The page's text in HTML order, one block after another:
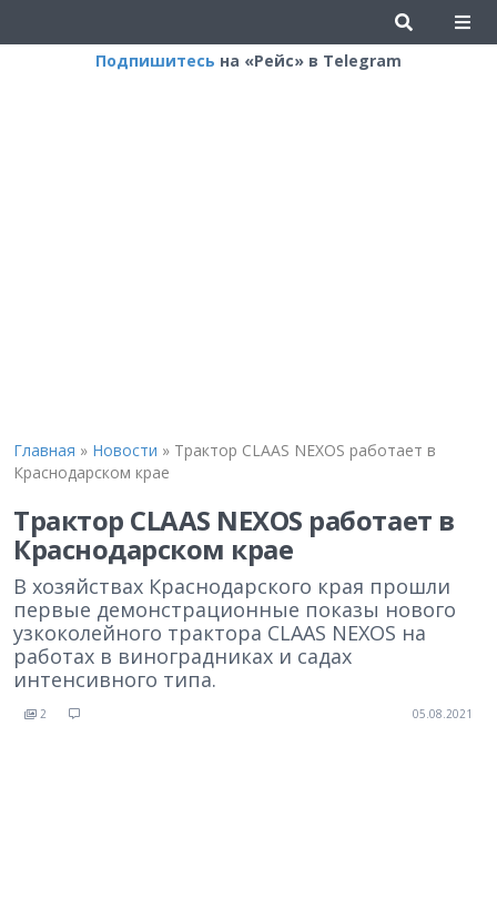
Подпишитесь на «Рейс» в Telegram
Главная » Новости » Трактор CLAAS NEXOS работает в
Краснодарском крае
Трактор CLAAS NEXOS работает в
Краснодарском крае
В хозяйствах Краснодарского края прошли
первые демонстрационные показы нового
узкоколейного трактора CLAAS NEXOS на
работах в виноградниках и садах
интенсивного типа.
2 05.08.2021